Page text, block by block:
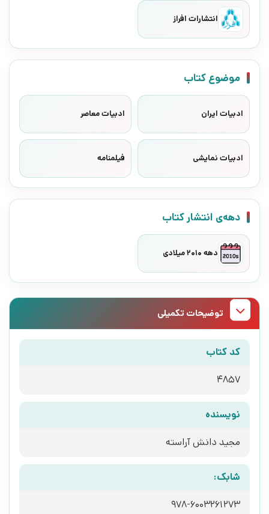
انتشارات افراز
موضوع کتاب
ادبیات ایران ادبیات معاصر
ادبیات نمایشی فیلمنامه
دهه‌ی انتشار کتاب
دهه 2010 میلادی
توضیحات تکمیلی
کد کتاب
4857
نویسنده
مجید دانش آراسته
شابک:
978-6003261273